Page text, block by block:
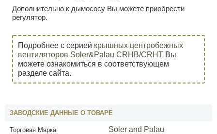
Дополнительно к дымососу Вы можете приобрести
регулятор.
Подробнее с серией крышных центробежных
вентиляторов Soler&Palau CRHB/CRHT Вы
можете ознакомиться в соответствующем
разделе сайта.
ЗАВОДСКИЕ ДАННЫЕ О ТОВАРЕ
Торговая Марка Soler and Palau